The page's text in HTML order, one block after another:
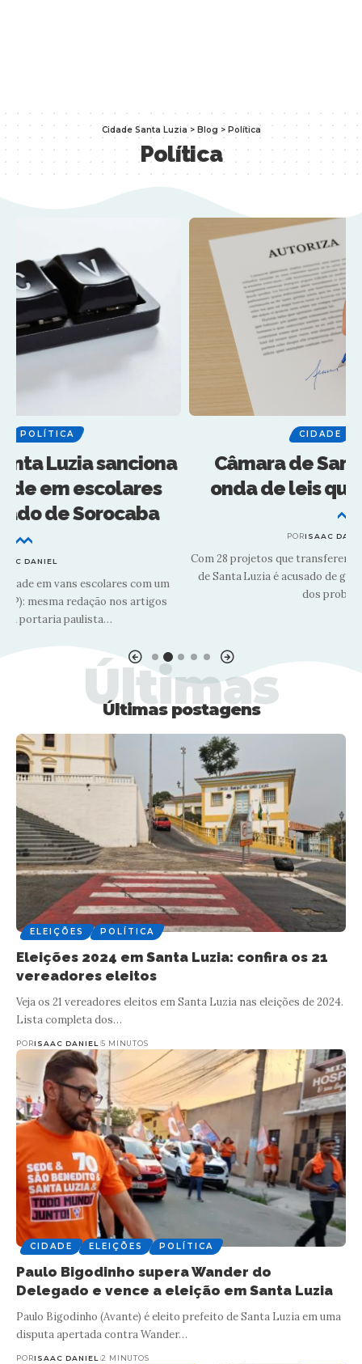
Cidade Santa Luzia> Blog > Política
Política
Câmara de Santa Luzia registra
onda de leis que só “autorizam”
Com 28 projetos que transferem custos ao Executivo, Legislativo
de Santa Luzia é acusado de gastar papel e ignorar fiscalização
dos problemas reais.
Últimas postagens
Últimas
ELEIÇÕES POLÍTICA
Eleições 2024 em Santa Luzia: confira os 21
vereadores eleitos
Veja os 21 vereadores eleitos em Santa Luzia nas eleições de 2024.
Lista completa dos…
PORISAAC DANIEL 5 MINUTOS
CIDADE ELEIÇÕES POLÍTICA
Paulo Bigodinho supera Wander do
Delegado e vence a eleição em Santa Luzia
Paulo Bigodinho (Avante) é eleito prefeito de Santa Luzia em uma
disputa apertada contra Wander…
PORISAAC DANIEL 2 MINUTOS